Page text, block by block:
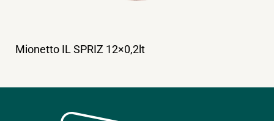
Mionetto IL SPRIZ 12×0,2lt